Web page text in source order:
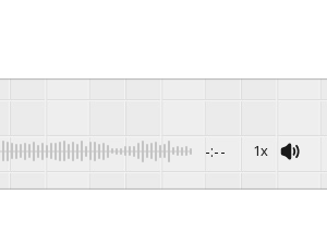
-:-- 1x